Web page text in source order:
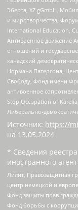
Эберта, XZ gGmbH,
и миротворчества,
International Education,
Антивоенное движение
отношений и
канадский
Нормана Патерсона,
Свободу, Фонд имени
антивоенное
Stop Occupation of
Либерально-
Источник: https://
на 13.05.2024
* Сведения
иностранного
Лилит, Правозащитная
центр немецкой и
Фонд защиты прав
Фонд борьбы с